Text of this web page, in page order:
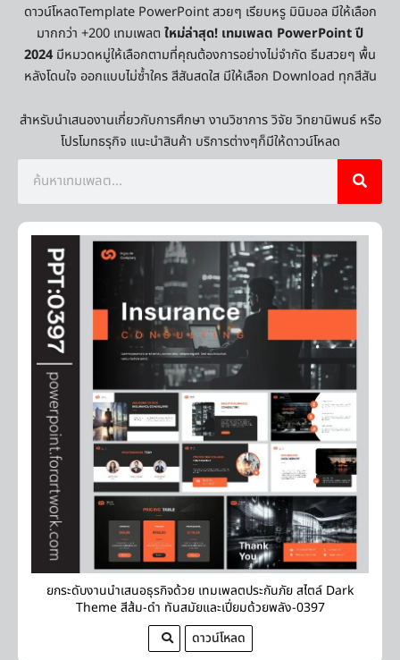
ดาวน์โหลดTemplate PowerPoint สวยๆ เรียบหรู มินิมอล มีให้เลือก
มากกว่า +200 เทมเพลต ใหม่ล่าสุด! เทมเพลต PowerPoint ปี
2024 มีหมวดหมู่ให้เลือกตามที่คุณต้องการอย่างไม่จำกัด ธีมสวยๆ พื้น
หลังโดนใจ ออกแบบไม่ซ้ำใคร สีสันสดใส มีให้เลือก Download ทุกสีสัน
สำหรับนำเสนองานเกี่ยวกับการศึกษา งานวิชาการ วิจัย วิทยานิพนธ์ หรือ
โปรโมทธรุกิจ แนะนำสินค้า บริการต่างๆก็มีให้ดาวน์โหลด
Search
ยกระดับงานนำเสนอธุรกิจด้วย เทมเพลตประกันภัย สไตล์ Dark
Theme สีส้ม-ดำ ทันสมัยและเปี่ยมด้วยพลัง-0397
ดาวน์โหลด